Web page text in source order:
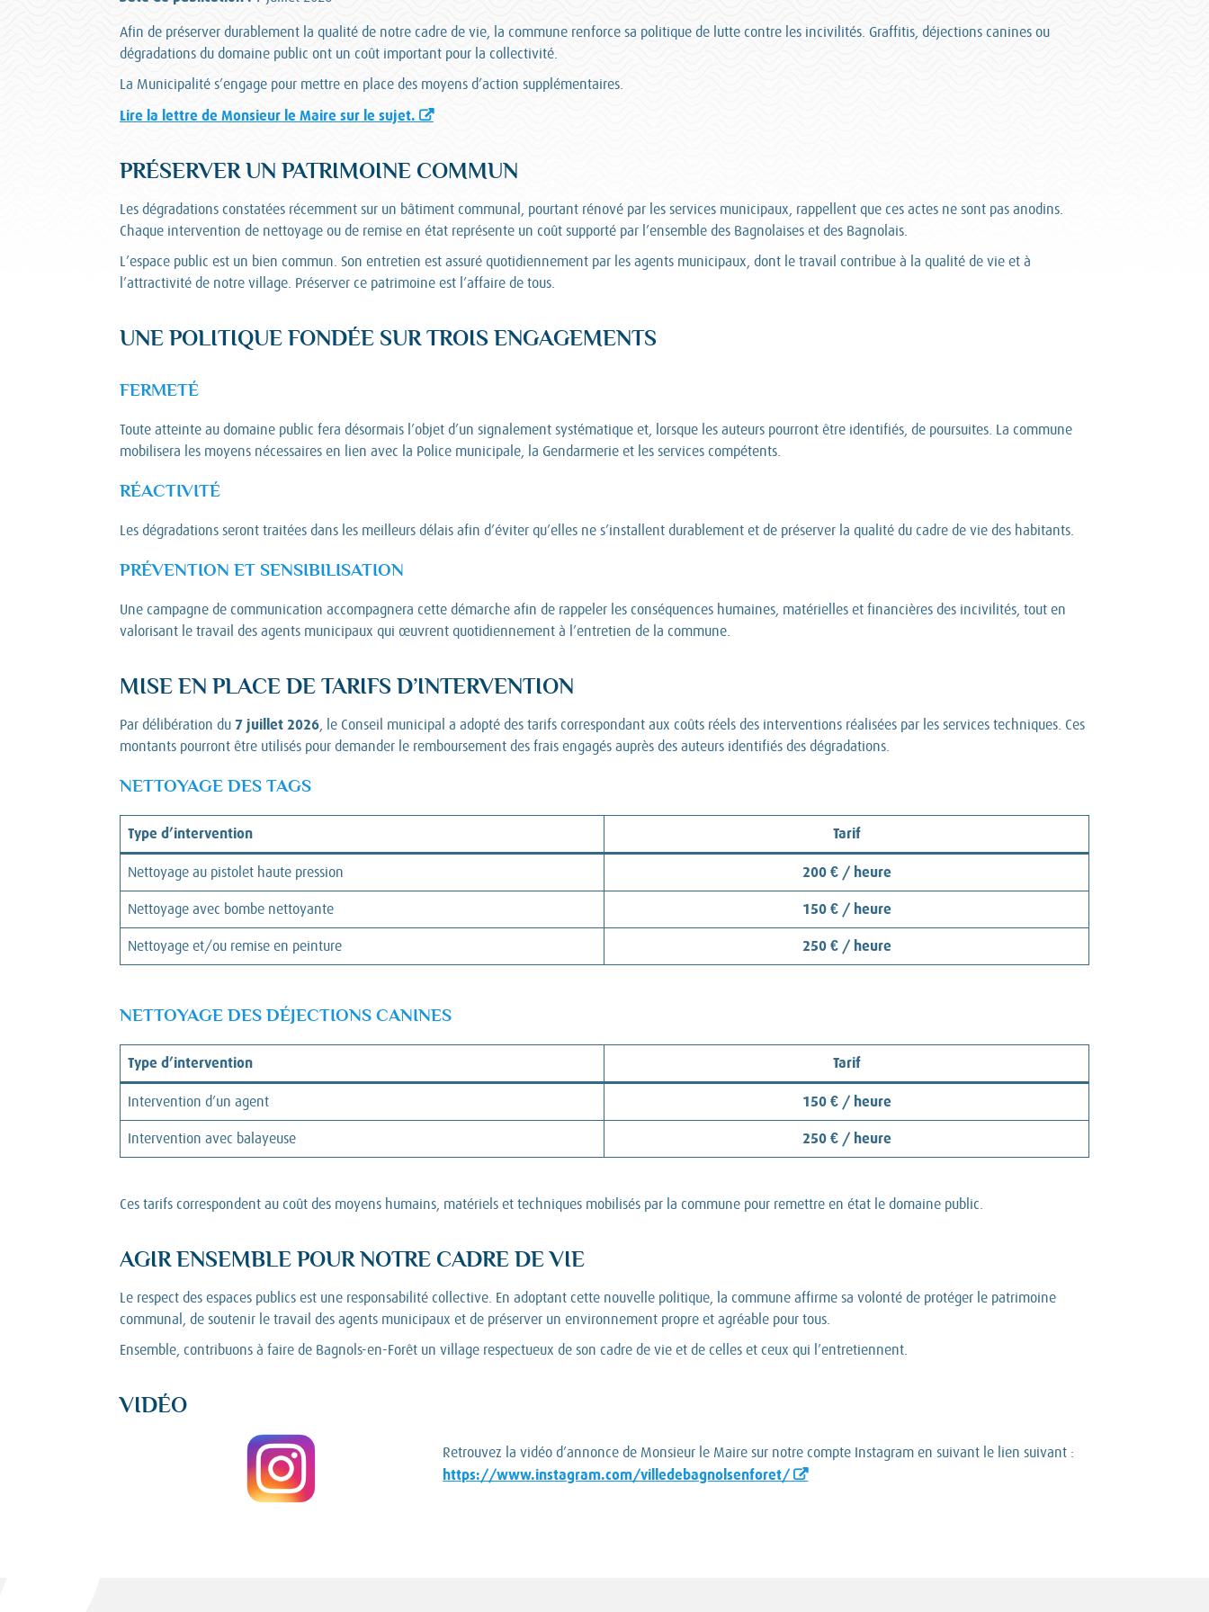
Afin de préserver durablement la qualité de notre cadre de vie, la commune renforce sa politique de lutte contre les incivilités. Graffitis, déjections canines ou
dégradations du domaine public ont un coût important pour la collectivité.
La Municipalité s’engage pour mettre en place des moyens d’action supplémentaires.
Lire la lettre de Monsieur le Maire sur le sujet.
PRÉSERVER UN PATRIMOINE COMMUN
Les dégradations constatées récemment sur un bâtiment communal, pourtant rénové par les services municipaux, rappellent que ces actes ne sont pas anodins.
Chaque intervention de nettoyage ou de remise en état représente un coût supporté par l’ensemble des Bagnolaises et des Bagnolais.
L’espace public est un bien commun. Son entretien est assuré quotidiennement par les agents municipaux, dont le travail contribue à la qualité de vie et à
l’attractivité de notre village. Préserver ce patrimoine est l’affaire de tous.
UNE POLITIQUE FONDÉE SUR TROIS ENGAGEMENTS
FERMETÉ
Toute atteinte au domaine public fera désormais l’objet d’un signalement systématique et, lorsque les auteurs pourront être identifiés, de poursuites. La commune
mobilisera les moyens nécessaires en lien avec la Police municipale, la Gendarmerie et les services compétents.
RÉACTIVITÉ
Les dégradations seront traitées dans les meilleurs délais afin d’éviter qu’elles ne s’installent durablement et de préserver la qualité du cadre de vie des habitants.
PRÉVENTION ET SENSIBILISATION
Une campagne de communication accompagnera cette démarche afin de rappeler les conséquences humaines, matérielles et financières des incivilités, tout en
valorisant le travail des agents municipaux qui œuvrent quotidiennement à l’entretien de la commune.
MISE EN PLACE DE TARIFS D’INTERVENTION
Par délibération du 7 juillet 2026 , le Conseil municipal a adopté des tarifs correspondant aux coûts réels des interventions réalisées par les services techniques. Ces
montants pourront être utilisés pour demander le remboursement des frais engagés auprès des auteurs identifiés des dégradations.
NETTOYAGE DES TAGS
Type d’intervention Tarif
Nettoyage au pistolet haute pression 200 € / heure
Nettoyage avec bombe nettoyante 150 € / heure
Nettoyage et/ou remise en peinture 250 € / heure
NETTOYAGE DES DÉJECTIONS CANINES
Type d’intervention Tarif
Intervention d’un agent 150 € / heure
Intervention avec balayeuse 250 € / heure
Ces tarifs correspondent au coût des moyens humains, matériels et techniques mobilisés par la commune pour remettre en état le domaine public.
AGIR ENSEMBLE POUR NOTRE CADRE DE VIE
Le respect des espaces publics est une responsabilité collective. En adoptant cette nouvelle politique, la commune affirme sa volonté de protéger le patrimoine
communal, de soutenir le travail des agents municipaux et de préserver un environnement propre et agréable pour tous.
Ensemble, contribuons à faire de Bagnols-en-Forêt un village respectueux de son cadre de vie et de celles et ceux qui l’entretiennent.
VIDÉO
Retrouvez la vidéo d’annonce de Monsieur le Maire sur notre compte Instagram en suivant le lien suivant :
https://www.instagram.com/villedebagnolsenforet/